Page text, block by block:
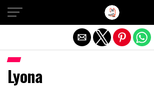
Lyona
Salir de la versión móvil